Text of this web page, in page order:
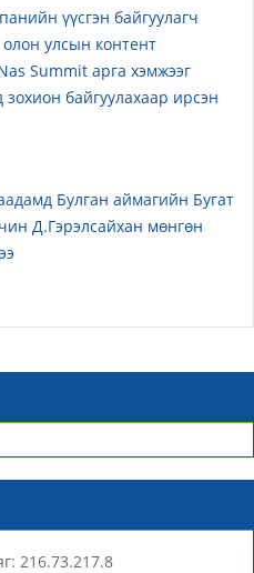
үүсгэн байгуулагч
улсын контент
Summit арга хэмжээг
байгуулахаар ирсэн
Булган аймагийн Бугат
Д.Гэрэлсайхан мөнгөн
216.73.217.8